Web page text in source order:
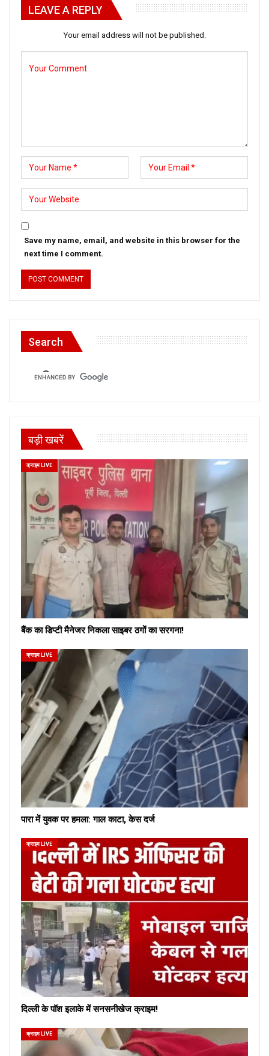
LEAVE A REPLY
Your email address will not be published.
Save my name, email, and website in this browser for the
next time I comment.
Search
बड़ी खबरें
क्राइम LIVE
बैंक का डिप्टी मैनेजर निकला साइबर ठगों का सरगना!
क्राइम LIVE
पारा में युवक पर हमला: गाल काटा, केस दर्ज
क्राइम LIVE
दिल्ली के पॉश इलाके में सनसनीखेज क्राइम!
क्राइम LIVE